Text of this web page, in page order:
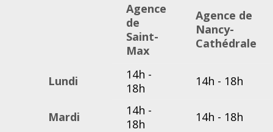
Agence
de
Saint-
Max
Agence de
Nancy-
Cathédrale
Lundi
14h -
18h
14h - 18h
Mardi
14h -
18h
14h - 18h